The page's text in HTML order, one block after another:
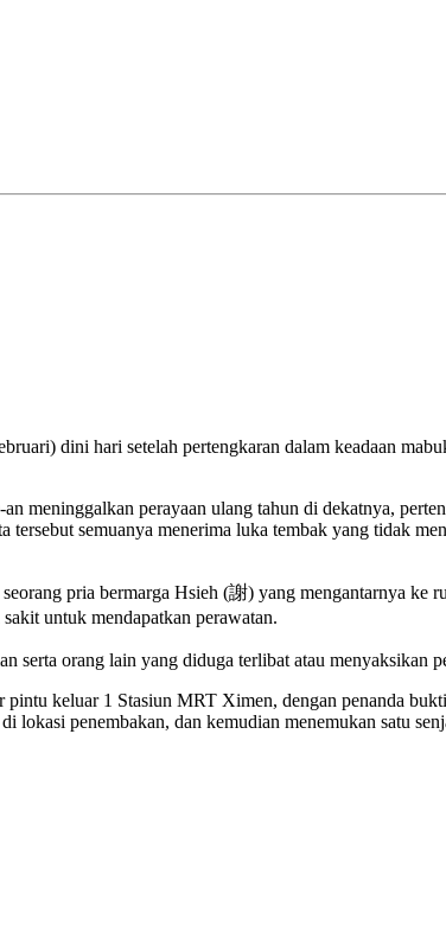
dini hari setelah pertengkaran dalam keadaan
meninggalkan perayaan ulang tahun di dekatnya,
semuanya menerima luka tembak yang tidak
pria bermarga Hsieh (謝) yang mengantarnya ke
untuk mendapatkan perawatan.
orang lain yang diduga terlibat atau menyaksikan
keluar 1 Stasiun MRT Ximen, dengan penanda
lokasi penembakan, dan kemudian menemukan satu